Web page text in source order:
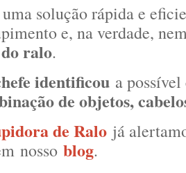
solução rápida e
e, na verdade,
ralo.
identificou a possível
de objetos,
de Ralo já
nosso blog.